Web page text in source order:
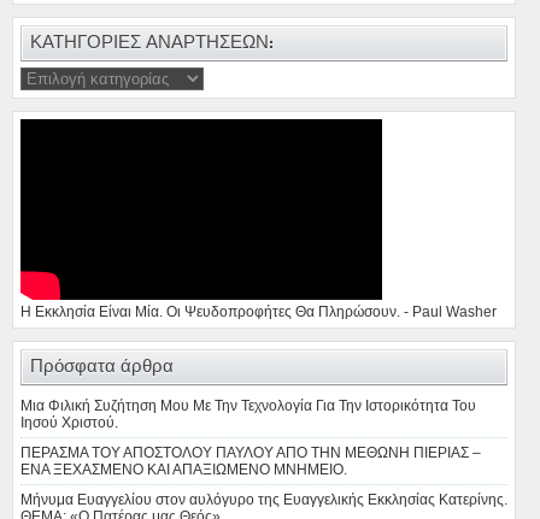
ΚΑΤΗΓΟΡΙΕΣ ΑΝΑΡΤΗΣΕΩΝ:
Η Εκκλησία Είναι Μία. Οι Ψευδοπροφήτες Θα Πληρώσουν. - Paul Washer
Πρόσφατα άρθρα
Μια Φιλική Συζήτηση Μου Με Την Τεχνολογία Για Την Ιστορικότητα Του
Ιησού Χριστού.
ΠΕΡΑΣΜΑ ΤΟΥ ΑΠΟΣΤΟΛΟΥ ΠΑΥΛΟΥ ΑΠΟ ΤΗΝ ΜΕΘΩΝΗ ΠΙΕΡΙΑΣ –
ΕΝΑ ΞΕΧΑΣΜΕΝΟ ΚΑΙ ΑΠΑΞΙΩΜΕΝΟ ΜΝΗΜΕΙΟ.
Μήνυμα Ευαγγελίου στον αυλόγυρο της Ευαγγελικής Εκκλησίας Κατερίνης.